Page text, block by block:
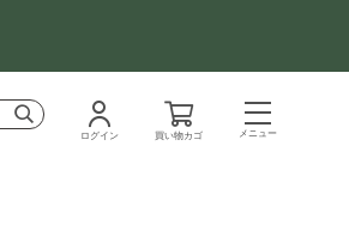
ログイン 買い物カゴ メニュー